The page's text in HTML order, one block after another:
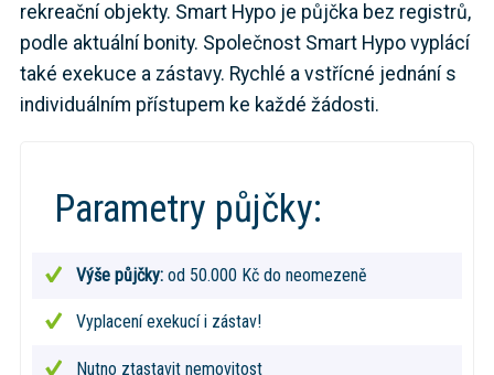
rekreační objekty. Smart Hypo je půjčka bez registrů,
podle aktuální bonity. Společnost Smart Hypo vyplácí
také exekuce a zástavy. Rychlé a vstřícné jednání s
individuálním přístupem ke každé žádosti.
Parametry půjčky:
Výše půjčky: od 50.000 Kč do neomezeně
Vyplacení exekucí i zástav!
Nutno ztastavit nemovitost